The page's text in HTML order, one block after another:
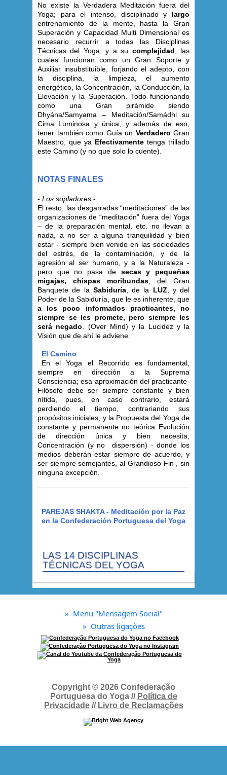
No existe la Verdadera Meditación fuera del
Yoga; para el intenso, disciplinado y largo
entrenamiento de la mente, hasta la Gran
Superación y Capacidad Multi Dimensional es
necesario recurrir a todas las Disciplinas
Técnicas del Yoga, y a su complejidad , las
cuales funcionan como un Gran Soporte y
Auxiliar insubstituible, forjando el adepto, con
la disciplina, la limpieza, el aumento
energético, la Concentración, la Conducción, la
Elevación y la Superación. Todo funcionando
como una Gran pirámide siendo
Dhyána/Samyama – Meditación/Samádhi su
Cima Luminosa y única, y además de eso,
tener también como Guía un Verdadero Gran
Maestro, que ya Efectivamente tenga trillado
este Camino (y no que solo lo cuente).
NOTAS FINALES
- Los sopladores -
El resto, las desgarradas “meditaciones” de las
organizaciones de “meditación” fuera del Yoga
– de la preparación mental, etc. no llevan a
nada, a no ser a alguna tranquilidad y bien
estar - siempre bien venido en las sociedades
del estrés, de la contaminación, y de la
agresión al ser humano, y a la Naturaleza -
pero que no pasa de secas y pequeñas
migajas, chispas moribundas , del Gran
Banquete de la Sabiduría, de la LUZ , y del
Poder de la Sabiduría, que le es inherente, que
a los poco informados practicantes, no
siempre se les promete, pero siempre les
será negado . (Over Mind) y la Lucidez y la
Visión que de ahí le adviene.
El Camino
En el Yoga el Recorrido es fundamental,
siempre en dirección a la Suprema
Consciencia; esa aproximación del practicante-
Filósofo debe ser siempre constante y bien
nítida, pues, en caso contrario, estará
perdiendo el tiempo, contrariando sus
propósitos iniciales, y la Propuesta del Yoga de
constante y permanente no teórica Evolución
de dirección única y bien necesita,
Concentración (y no dispersión) - donde los
medios deberán estar siempre de acuerdo, y
ser siempre semejantes, al Grandioso Fin , sin
ninguna excepción.
PAREJAS SHAKTA - Meditación por la Paz
en la Confederación Portuguesa del Yoga
LAS 14 DISCIPLINAS
TÉCNICAS DEL YOGA
» Menu "Mensagem Social"
» Outras ligações
Copyright © 2026 Confederação
Portuguesa do Yoga // Política de
Privacidade// Livro de Reclamações